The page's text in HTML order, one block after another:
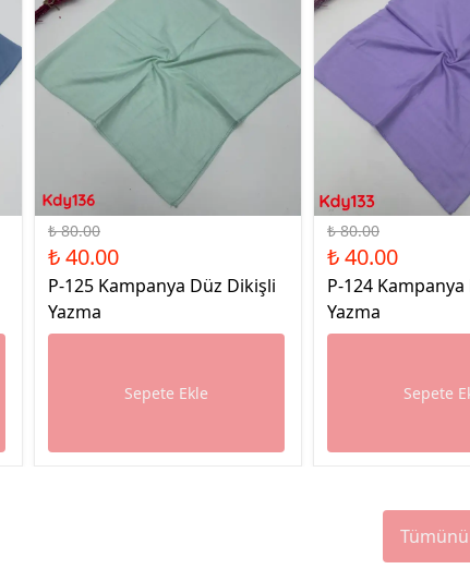
%50 İndirim
₺ 80.00
₺ 40.00
P-125 Kampanya Düz Dikişli
Yazma
Sepete Ekle
%50 İndirim
₺ 80.00
₺ 40.00
P-124
Yazma
Sepete